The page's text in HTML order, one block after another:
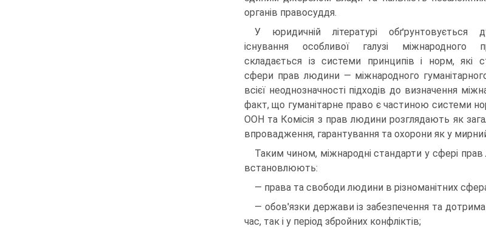
органів правосуддя.
У юридичній літературі обґрунтовується
існування особливої галузі міжнародного
складається із системи принципів і норм, які
сфери прав людини — міжнародного
всієї неоднозначності підходів до визначення
факт, що гуманітарне право є частиною системи
ООН та Комісія з прав людини розглядають як
впровадження, гарантування та охорони як у мирний
Таким чином, міжнародні стандарти у сфері
встановлюють:
— права та свободи людини в різноманітних
— обов'язки держави із забезпечення та
час, так і у період збройних конфліктів;